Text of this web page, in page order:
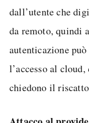
dall’utente che
da remoto, quindi
autenticazione
l’accesso al
chiedono il